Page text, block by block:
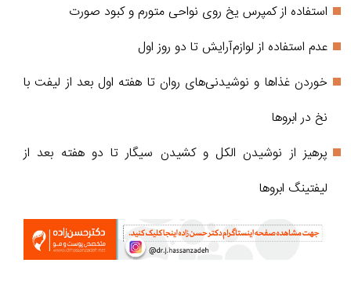
استفاده از کمپرس یخ روی نواحی متورم و کبود صورت
عدم استفاده از لوازم‌آرایش تا دو روز اول
خوردن غذاها و نوشیدنی‌های روان تا هفته اول بعد از لیفت با
نخ در ابروها
پرهیز از نوشیدن الکل و کشیدن سیگار تا دو هفته بعد از
لیفتینگ ابروها